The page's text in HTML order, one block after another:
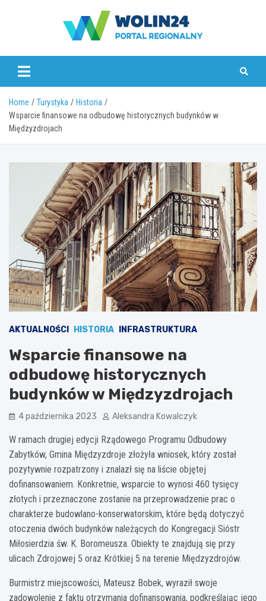
www.wolin24.pl
Home Turystyka
Historia
Wsparcie finansowe na odbudowę historycznych budynków w
Międzyzdrojach
AKTUALNOŚCI HISTORIA INFRASTRUKTURA
Wsparcie finansowe na
odbudowę historycznych
budynków w Międzyzdrojach
4 października 2023 Aleksandra Kowalczyk
W ramach drugiej edycji Rządowego Programu Odbudowy
Zabytków, Gmina Międzyzdroje złożyła wniosek, który został
pozytywnie rozpatrzony i znalazł się na liście objętej
dofinansowaniem. Konkretnie, wsparcie to wynosi 460 tysięcy
złotych i przeznaczone zostanie na przeprowadzenie prac o
charakterze budowlano-konserwatorskim, które będą dotyczyć
otoczenia dwóch budynków należących do Kongregacji Sióstr
Miłosierdzia św. K. Boromeusza. Obiekty te znajdują się przy
ulicach Zdrojowej 5 oraz Krótkiej 5 na terenie Międzyzdrojów.
Burmistrz miejscowości, Mateusz Bobek, wyraził swoje
zadowolenie z faktu otrzymania dofinansowania, podkreślając jego